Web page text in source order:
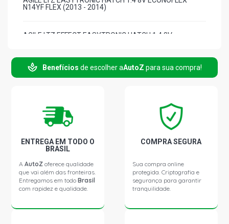
N14YF FLEX (2013 - 2014)
AGILE LTZ EFFECT EASYTRONIC HATCH 1.4 8V
AGILE LTZ WIFI HATCH 1.4 8V ECONOFLEX N14YF FLEX
(2012 - 2012)
Benefícios de escolher aAutoZ para sua compra!
ENTREGA EM TODO O
BRASIL
AAutoZ oferece qualidade
que vai além das fronteiras.
Entregamos em todoBrasil
com rapidez e qualidade.
COMPRA SEGURA
Sua compra online
protegida. Criptografia e
segurança para garantir
tranquilidade.